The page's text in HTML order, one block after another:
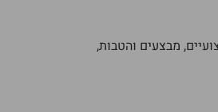
מבצעים והטבות,